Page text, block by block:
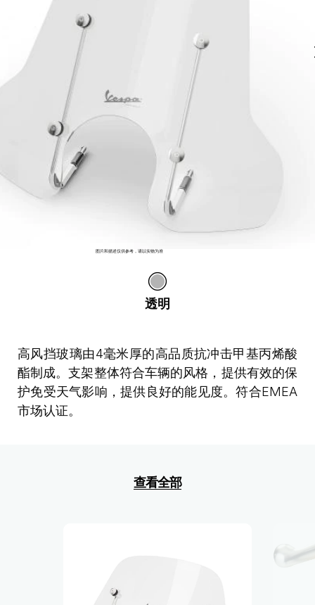
图片和描述仅供参考，请以实物为准
透明
高风挡玻璃由4毫米厚的高品质抗冲击甲基丙烯酸
酯制成。支架整体符合车辆的风格，提供有效的保
护免受天气影响，提供良好的能见度。符合EMEA
市场认证。
查看全部